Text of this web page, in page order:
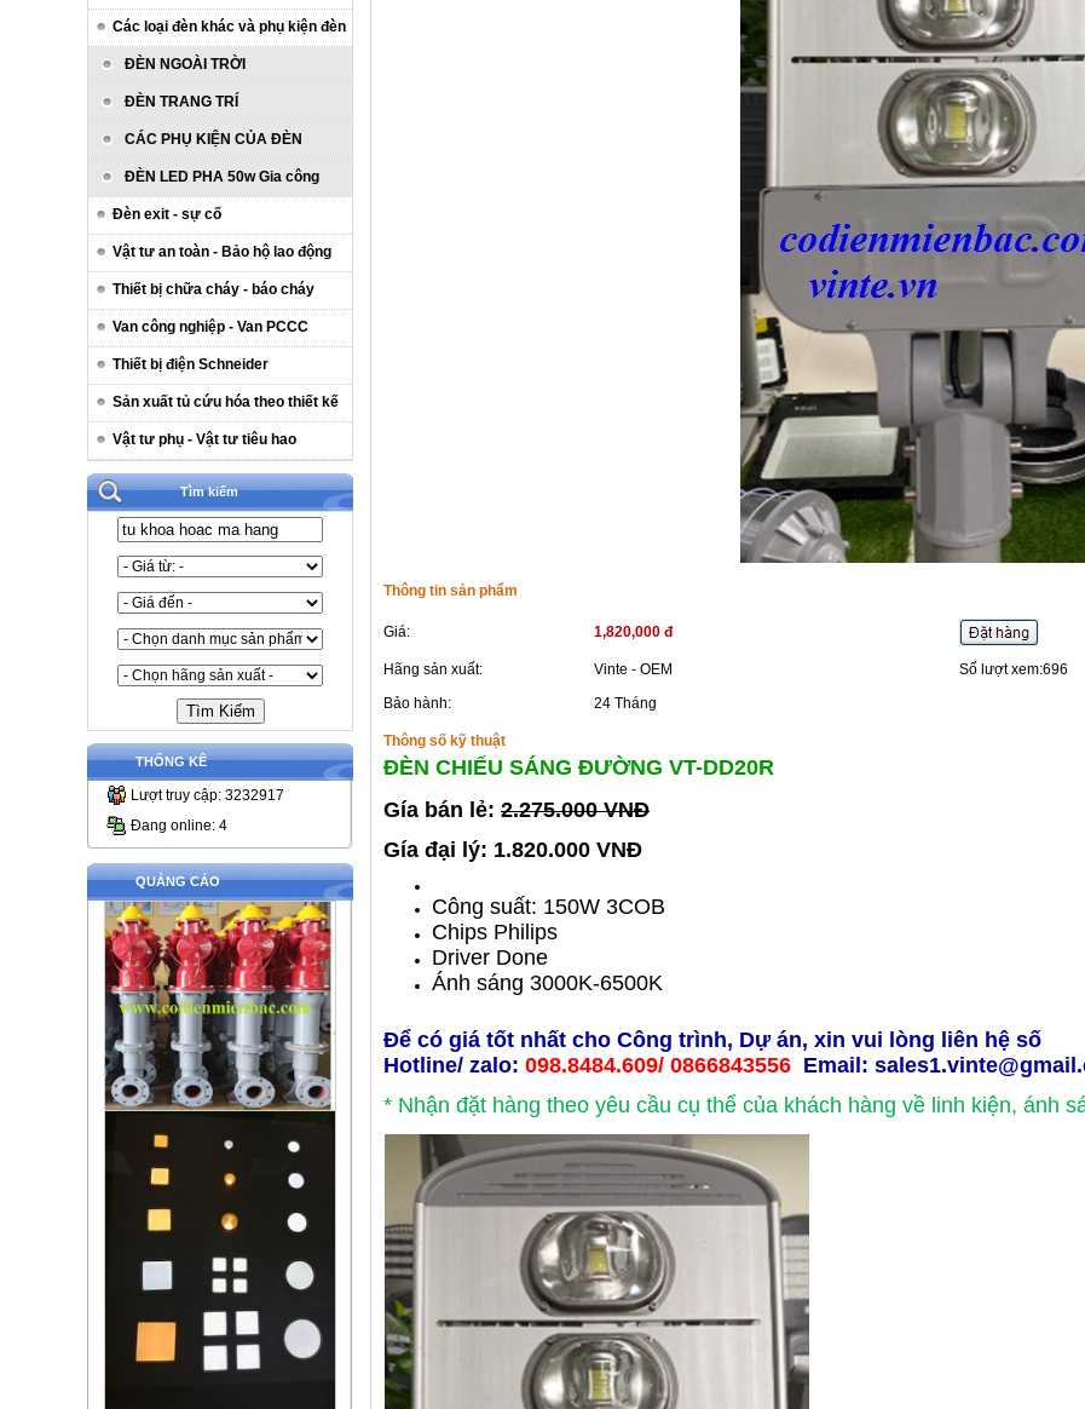
Các loại đèn khác và phụ kiện đèn
ĐÈN NGOÀI TRỜI
ĐÈN TRANG TRÍ
CÁC PHỤ KIỆN CỦA ĐÈN
ĐÈN LED PHA 50w Gia công
Đèn exit - sự cố
Vật tư an toàn - Bảo hộ lao động
Thiết bị chữa cháy - báo cháy
Van công nghiệp - Van PCCC
Thiết bị điện Schneider
Sản xuất tủ cứu hóa theo thiết kế
Vật tư phụ - Vật tư tiêu hao
Tìm kiếm
THỐNG KÊ
Lượt truy cập: 3232917
Đang online: 4
QUẢNG CÁO
Thông tin sản phẩm
Giá: 1,820,000 đ
Hãng sản xuất: Vinte - OEM
Số lượt xem:696
Bảo hành:
24 Tháng
Thông số kỹ thuật
ĐÈN CHIẾU SÁNG ĐƯỜNG VT-DD20R
Gía bán lẻ: 2.275.000 VNĐ
Gía đại lý: 1.820.000 VNĐ
Công suất: 150W 3COB
Chips Philips
Driver Done
Ánh sáng 3000K-6500K
Để có giá tốt nhất cho Công trình, Dự án, xin vui lòng liên hệ số
Hotline/ zalo: 098.8484.609/ 0866843556 Email:
* Nhận đặt hàng theo yêu cầu cụ thể của khách hàng về linh kiện, ánh